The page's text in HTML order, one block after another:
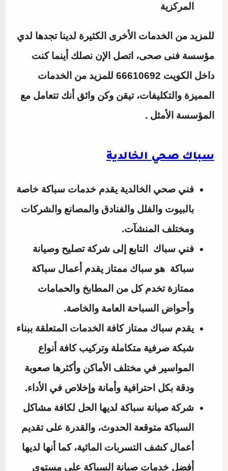
المركزية
للمزيد من الخدمات الأخرى الكثيرة لدينا تجدها لدي
مؤسسة فنى صحى، اتصل الإن نصلك أينما كنت
داخل الكويت 66610692 للمزيد من الخدمات
المميزة والتكليفات، تيقن وكن واثق أنك تتعامل مع
المؤسسة الأمثل .
سباك صحي الخالدية
فني صحي الخالدية يقدم خدمات سباكة خاصة
بالبيوت والفلل والفنادق والمصانع والشركات
ومختلف المنشآت.
فني سباك التابع إلى شركة تصليح وصيانة
سباكة هو سباك ممتاز يقدم أعمال سباكة
ممتازة تخدم كل من المطابخ والحمامات
وأحواض السباحة العامة والخاصة.
يقدم سباك ممتاز كافة الخدمات المتعلقة ببناء
شبكة صرفية متكاملة وتركيب كافة أنواع
المواسير في مختلف الأماكن وأكثرها صعوبة
ودقة بكل احترافية وأمانة وإخلاص في الأداء.
شركة صيانة سباكة لديها الحل لكافة مشاكل
السباكة متوقعة الحدوث، والقدرة على تقديم
أعمال كشف التسربات المائية، كما أنها لديها
أفضل خدمات صيانة السباكة على مستوى